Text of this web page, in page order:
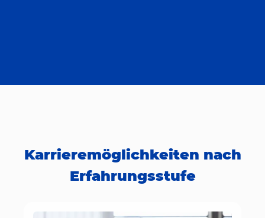
Karrieremöglichkeiten nach
Erfahrungsstufe